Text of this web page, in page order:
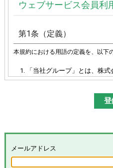
ウェブサービス会員利
第1条（定義）
本規約における用語の定義を、以下
「当社グループ」とは、株
ープ各社（株式会社やまわ
和亜洲股份有限公司及び
ト）」を意味します。
「本サービス」とは、本サイ
提供、当社グループによる
メールアドレス